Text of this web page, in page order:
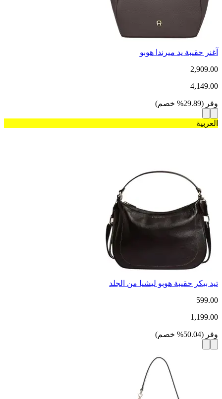
آغنر حقيبة يد ميرندا هوبو
2,909.00
4,149.00
وفر (
29.89
% خصم)
العربية
تيد بيكر حقيبة هوبو ليشيا من الجلد
599.00
1,199.00
وفر (
50.04
% خصم)